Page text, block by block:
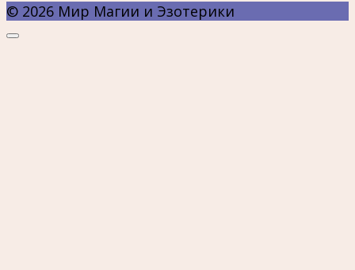
© 2026 Мир Магии и Эзотерики